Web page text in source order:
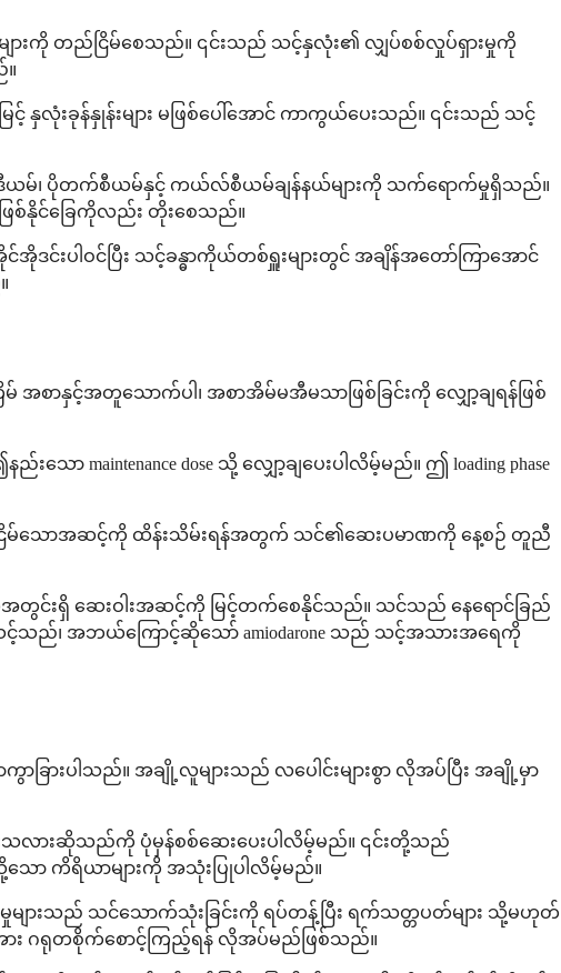
းများကို တည်ငြိမ်စေသည်။ ၎င်းသည် သင့်နှလုံး၏ လျှပ်စစ်လှုပ်ရှားမှုကို
နှလုံးခုန်နှုန်းများ မဖြစ်ပေါ်အောင် ကာကွယ်ပေးသည်။ ၎င်းသည် သင့်
ဆိုဒီယမ်၊ ပိုတက်စီယမ်နှင့် ကယ်လ်စီယမ်ချန်နယ်များကို သက်ရောက်မှုရှိသည်။
ြစ်နိုင်ခြေကိုလည်း တိုးစေသည်။
င်းပါဝင်ပြီး သင့်ခန္ဓာကိုယ်တစ်ရှူးများတွင် အချိန်အတော်ကြာအောင်
စာနှင့်အတူသောက်ပါ၊ အစာအိမ်မအီမသာဖြစ်ခြင်းကို လျှော့ချရန်ဖြစ်
maintenance dose သို့ လျှော့ချပေးပါလိမ့်မည်။ ဤ loading phase
င် တည်ငြိမ်သောအဆင့်ကို ထိန်းသိမ်းရန်အတွက် သင်၏ဆေးပမာဏကို နေ့စဉ် တူညီ
ယ်အတွင်းရှိ ဆေးဝါးအဆင့်ကို မြင့်တက်စေနိုင်သည်။ သင်သည် နေရောင်ခြည်
၊ အဘယ်ကြောင့်ဆိုသော် amiodarone သည် သင့်အသားအရေကို
ာခြားပါသည်။ အချို့လူများသည် လပေါင်းများစွာ လိုအပ်ပြီး အချို့မှာ
ေးသလားဆိုသည်ကို ပုံမှန်စစ်ဆေးပေးပါလိမ့်မည်။ ၎င်းတို့သည်
ော ကိရိယာများကို အသုံးပြုပါလိမ့်မည်။
များသည် သင်သောက်သုံးခြင်းကို ရပ်တန့်ပြီး ရက်သတ္တပတ်များ သို့မဟုတ်
ဂရုတစိုက်စောင့်ကြည့်ရန် လိုအပ်မည်ဖြစ်သည်။